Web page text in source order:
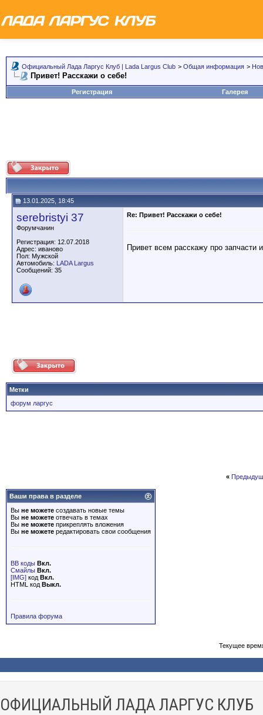
Официальный Лада Ларгус Клуб | Lada Largus Club > Общая информация >
Привет! Расскажи о себе!
Регистрация Галерея
13.01.2025, 18:45
serebristyi 37
Форумчанин
Регистрация: 12.07.2018
Адрес: иваново
Пол: Мужской
Автомобиль: LADA Largus
Сообщений: 35
Re: Привет! Расскажи о себе!
Привет всем расскажу про запчасти
Метки
форум ларгус
«
Ваши права в разделе
Вы не можете создавать новые темы
Вы не можете отвечать в темах
Вы не можете прикреплять вложения
Вы не можете редактировать свои сообщения
BB коды Вкл.
Смайлы Вкл.
[IMG] код Вкл.
HTML код Выкл.
Правила форума
Текущее
ОФИЦИАЛЬНЫЙ ЛАДА ЛАРГУС КЛУБ